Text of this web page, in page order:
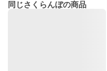
同じさくらんぼの商品